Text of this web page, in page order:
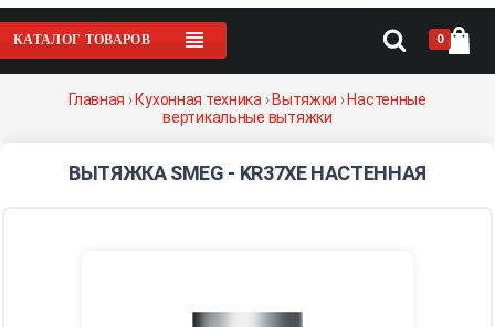
КАТАЛОГ ТОВАРОВ 0
Главная ›Кухонная техника ›Вытяжки ›Настенные
вертикальные вытяжки
ВЫТЯЖКА SMEG - KR37XE НАСТЕННАЯ